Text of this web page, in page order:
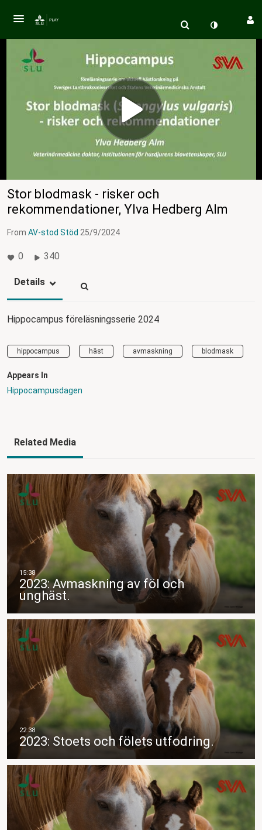
Stor blodmask - risker och
rekommendationer, Ylva Hedberg Alm
From AV-stod Stöd 25/9/2024
0 340
Details
Hippocampus föreläsningsserie 2024
hippocampus häst avmaskning blodmask
Appears In
Hippocampusdagen
Related Media
2023: Avmaskning av föl och
unghäst.
2023: Stoets och fölets utfodring.